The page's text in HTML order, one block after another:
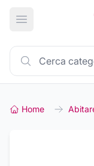
Apri menu
Home